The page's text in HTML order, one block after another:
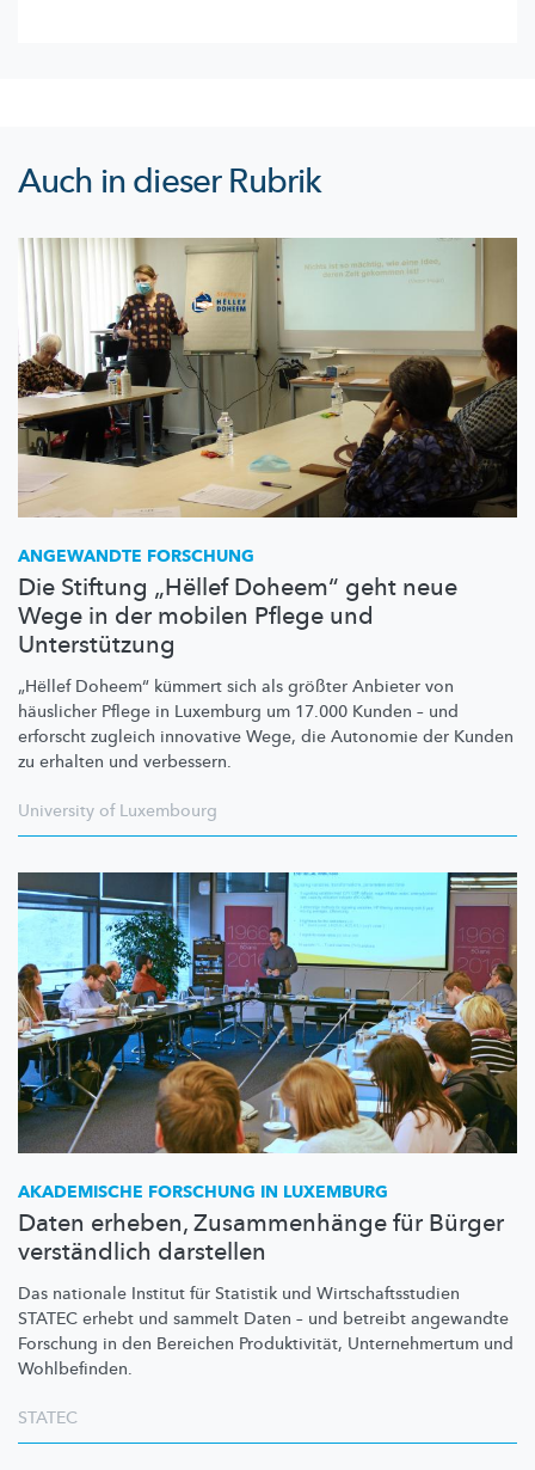
Auch in dieser Rubrik
ANGEWANDTE FORSCHUNG
Die Stiftung „Hëllef Doheem“ geht neue
Wege in der mobilen Pflege und
Unterstützung
„Hëllef Doheem“ kümmert sich als größter Anbieter von
häuslicher Pflege in Luxemburg um 17.000 Kunden – und
erforscht zugleich innovative Wege, die Autonomie der Kunden
zu erhalten und verbessern.
University of Luxembourg
AKADEMISCHE FORSCHUNG IN LUXEMBURG
Daten erheben, Zusammenhänge für Bürger
verständlich darstellen
Das nationale Institut für Statistik und Wirtschaftsstudien
STATEC erhebt und sammelt Daten – und betreibt angewandte
Forschung in den Bereichen Produktivität, Unternehmertum und
Wohlbefinden.
STATEC